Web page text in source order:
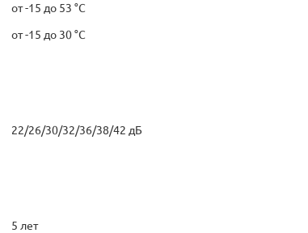
от -15 до 53 °C
от -15 до 30 °C
22/26/30/32/36/38/42 дБ
5 лет